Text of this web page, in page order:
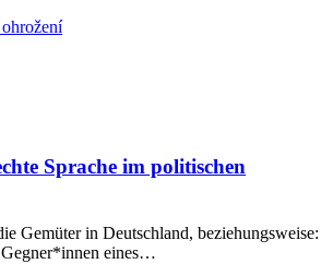
Sprache im politischen
Gemüter in Deutschland, beziehungsweise:
eines…